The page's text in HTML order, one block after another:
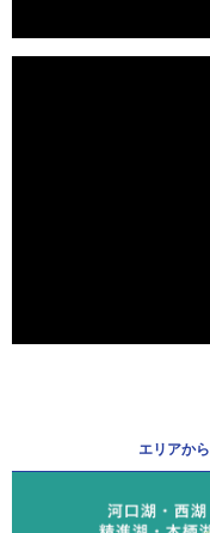
エリアから